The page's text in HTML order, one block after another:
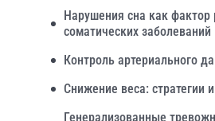
Нарушения сна как фактор
соматических заболеваний
Контроль артериального
Снижение веса: стратегии
Генерализованные